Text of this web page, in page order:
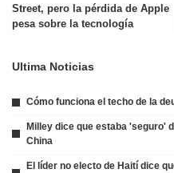
Street, pero la pérdida de Apple
pesa sobre la tecnología
Ultima Noticias
Cómo funciona el techo de la
Milley dice que estaba 'seguro'
China
El líder no electo de Haití dice